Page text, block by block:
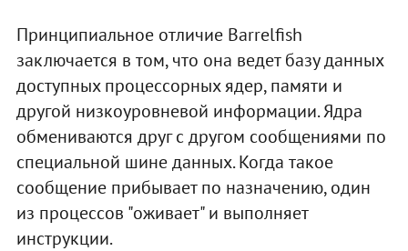
Принципиальное отличие Barrelfish
заключается в том, что она ведет базу данных
доступных процессорных ядер, памяти и
другой низкоуровневой информации. Ядра
обмениваются друг с другом сообщениями по
специальной шине данных. Когда такое
сообщение прибывает по назначению, один
из процессов "оживает" и выполняет
инструкции.